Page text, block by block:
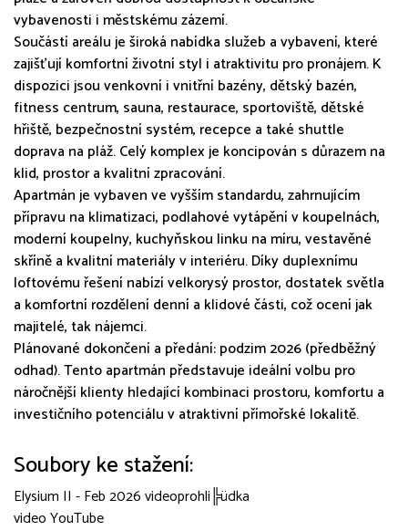
vybavenosti i městskému zázemí.
Součástí areálu je široká nabídka služeb a vybavení, které
zajišťují komfortní životní styl i atraktivitu pro pronájem. K
dispozici jsou venkovní i vnitřní bazény, dětský bazén,
fitness centrum, sauna, restaurace, sportoviště, dětské
hřiště, bezpečnostní systém, recepce a také shuttle
doprava na pláž. Celý komplex je koncipován s důrazem na
klid, prostor a kvalitní zpracování.
Apartmán je vybaven ve vyšším standardu, zahrnujícím
přípravu na klimatizaci, podlahové vytápění v koupelnách,
moderní koupelny, kuchyňskou linku na míru, vestavěné
skříně a kvalitní materiály v interiéru. Díky duplexnímu
loftovému řešení nabízí velkorysý prostor, dostatek světla
a komfortní rozdělení denní a klidové části, což ocení jak
majitelé, tak nájemci.
Plánované dokončení a předání: podzim 2026 (předběžný
odhad). Tento apartmán představuje ideální volbu pro
náročnější klienty hledající kombinaci prostoru, komfortu a
investičního potenciálu v atraktivní přímořské lokalitě.
Soubory ke stažení:
Elysium II - Feb 2026 videoprohli╠üdka
video YouTube